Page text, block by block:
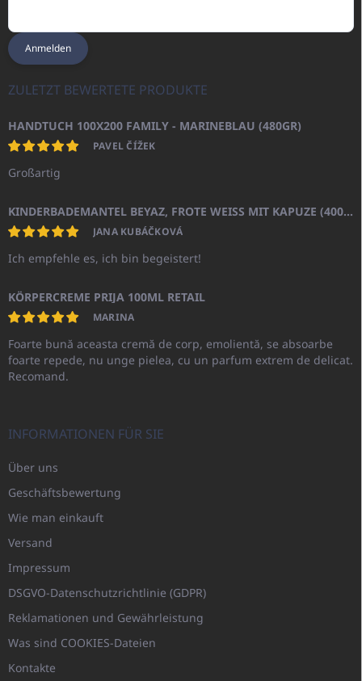
Anmelden
ZULETZT BEWERTETE PRODUKTE
HANDTUCH 100X200 FAMILY - MARINEBLAU (480GR)
PAVEL ČÍŽEK
Großartig
KINDERBADEMANTEL BEYAZ, FROTE WEISS MIT KAPUZE (400GR)
JANA KUBÁČKOVÁ
Ich empfehle es, ich bin begeistert!
KÖRPERCREME PRIJA 100ML RETAIL
MARINA
Foarte bună aceasta cremă de corp, emolientă, se absoarbe
foarte repede, nu unge pielea, cu un parfum extrem de delicat.
Recomand.
INFORMATIONEN FÜR SIE
Über uns
Geschäftsbewertung
Wie man einkauft
Versand
Impressum
DSGVO-Datenschutzrichtlinie (GDPR)
Reklamationen und Gewährleistung
Was sind COOKIES-Dateien
Kontakte